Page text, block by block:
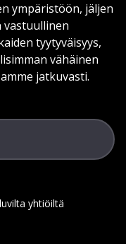
ympäristöön, jäljen
vastuullinen
tyytyväisyys,
vähäinen
jatkuvasti.
yhtiöiltä